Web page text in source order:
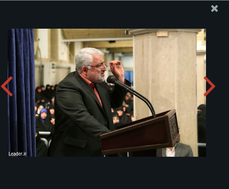
قائد الثورة الإسلامية المعظم يستقبل القائمين على شؤون الحج
وجمعاً من زوّار بيت الله الحرام
تحميل الألبوم: zip